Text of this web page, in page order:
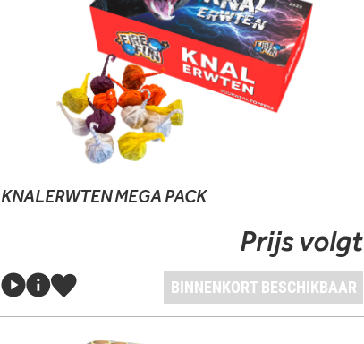
KNALERWTEN MEGA PACK
Prijs volgt
BINNENKORT BESCHIKBAAR